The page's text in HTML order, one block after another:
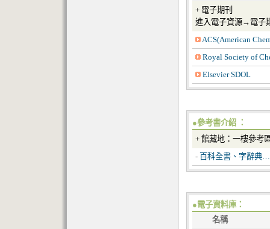
+ 電子期刊
進入電子資源→電子
ACS(American
Royal Society of
Elsevier SDOL
●參考書介紹 ：
+ 館藏地：一樓參考
- 百科全書、字辭典…
●電子資料庫：
名稱